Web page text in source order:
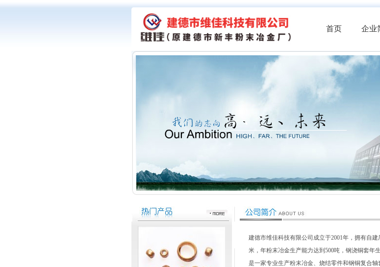
首页 企业
建德市维佳科技有限公司成立于2001年，拥有自建
米，年粉末冶金生产能力达到500吨，钢浇铜套年
是一家专业生产粉末冶金、烧结零件和钢铜复合轴